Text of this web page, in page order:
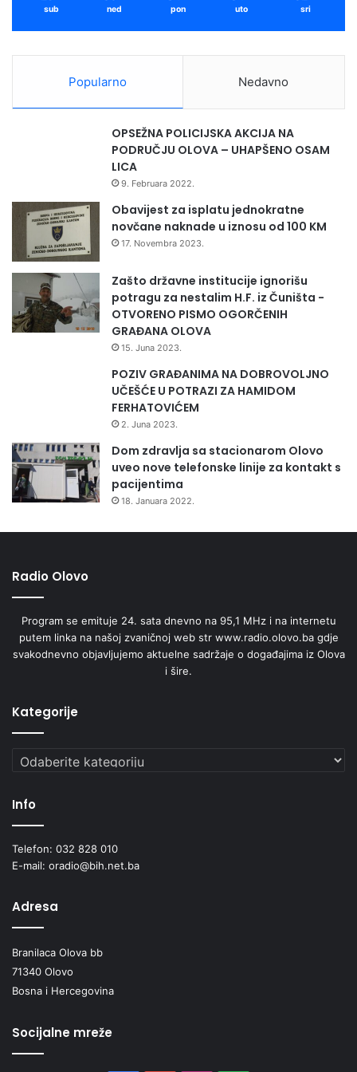
sub ned pon uto sri
Popularno Nedavno
OPSEŽNA POLICIJSKA AKCIJA NA
PODRUČJU OLOVA – UHAPŠENO OSAM
LICA
9. Februara 2022.
Obavijest za isplatu jednokratne
novčane naknade u iznosu od 100 KM
17. Novembra 2023.
Zašto državne institucije ignorišu
potragu za nestalim H.F. iz Čuništa -
OTVORENO PISMO OGORČENIH
GRAĐANA OLOVA
15. Juna 2023.
POZIV GRAĐANIMA NA DOBROVOLJNO
UČEŠĆE U POTRAZI ZA HAMIDOM
FERHATOVIĆEM
2. Juna 2023.
Dom zdravlja sa stacionarom Olovo
uveo nove telefonske linije za kontakt s
pacijentima
18. Januara 2022.
Radio Olovo
Program se emituje 24. sata dnevno na 95,1 MHz i na internetu
putem linka na našoj zvaničnoj web str www.radio.olovo.ba gdje
svakodnevno objavljujemo aktuelne sadržaje o događajima iz Olova
i šire.
Kategorije
Kategorije
Info
Telefon: 032 828 010
E-mail: oradio@bih.net.ba
Adresa
Branilaca Olova bb
71340 Olovo
Bosna i Hercegovina
Socijalne mreže